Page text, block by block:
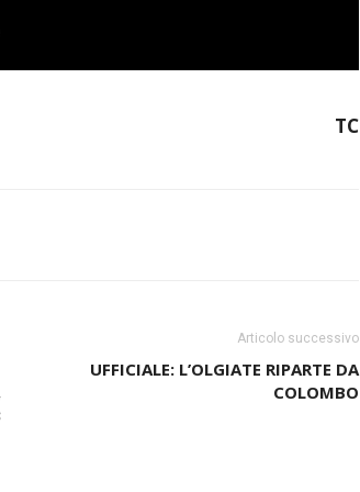
TC
Articolo successivo
UFFICIALE: L’OLGIATE RIPARTE DA
COLOMBO